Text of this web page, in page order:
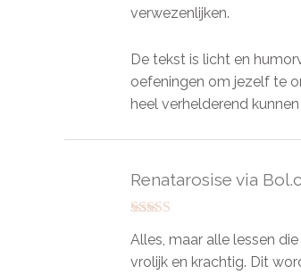
verwezenlijken.
De tekst is licht en
oefeningen om jezelf te
heel verhelderend
5uit 5
Renatarosise via
Alles, maar alle lessen
vrolijk en krachtig. Dit